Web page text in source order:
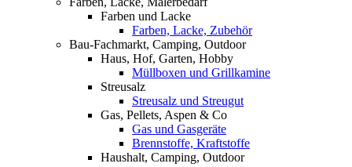
Farben und Lacke
Farben, Lacke, Zubehör
Bau-Fachmarkt, Camping, Outdoor
Haus, Hof, Garten, Hobby
Müllboxen und Grillkamine
Streusalz
Streusalz und Streugut
Gas, Pellets, Aspen & Co
Gas und Gasgeräte
Brennstoffe, Kraftstoffe
Haushalt, Camping, Outdoor